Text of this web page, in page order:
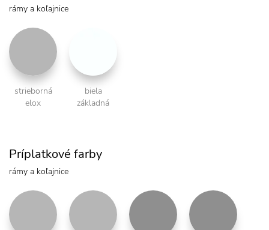
rámy a koľajnice
strieborná
elox
biela
základná
Príplatkové farby
rámy a koľajnice